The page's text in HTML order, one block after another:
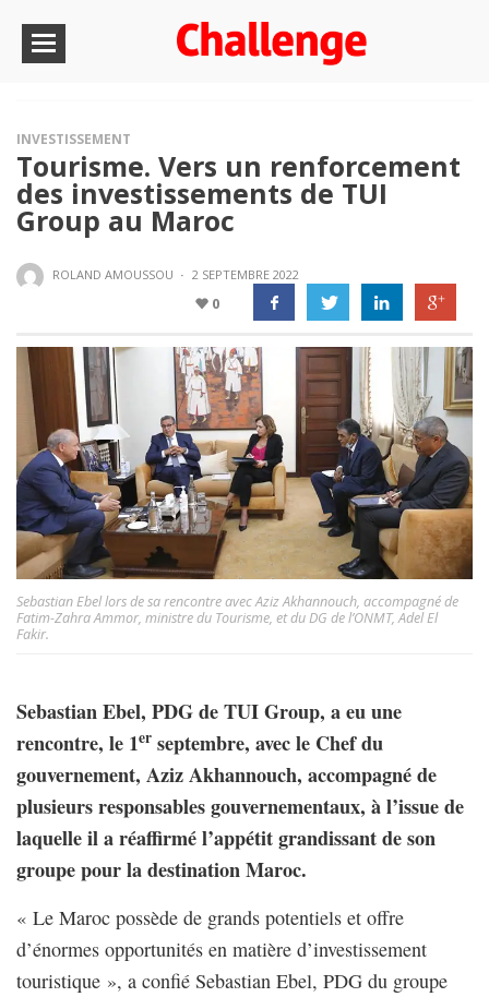
INVESTISSEMENT
Tourisme. Vers un renforcement
des investissements de TUI
Group au Maroc
ROLAND AMOUSSOU · 2 SEPTEMBRE 2022
0
Sebastian Ebel lors de sa rencontre avec Aziz Akhannouch, accompagné de
Fatim-Zahra Ammor, ministre du Tourisme, et du DG de l’ONMT, Adel El
Fakir.
Sebastian Ebel, PDG de TUI Group, a eu une
rencontre, le 1er septembre, avec le Chef du
gouvernement, Aziz Akhannouch, accompagné de
plusieurs responsables gouvernementaux, à l’issue de
laquelle il a réaffirmé l’appétit grandissant de son
groupe pour la destination Maroc.
« Le Maroc possède de grands potentiels et offre
d’énormes opportunités en matière d’investissement
touristique », a confié Sebastian Ebel, PDG du groupe